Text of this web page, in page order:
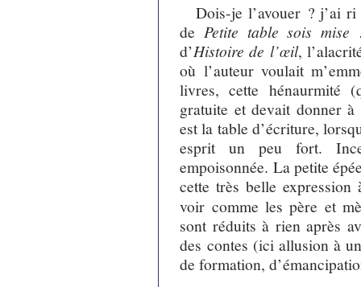
Dois-je l’avouer ? j’ai
de Petite table sois mise
d’Histoire de l’œil,
où l’auteur voulait
livres, cette hénaurmité
gratuite et devait donner
est la table d’écriture,
esprit un peu fort.
empoisonnée. La petite
cette très belle
voir comme les père et
sont réduits à rien après
des contes (ici allusion à
de formation,